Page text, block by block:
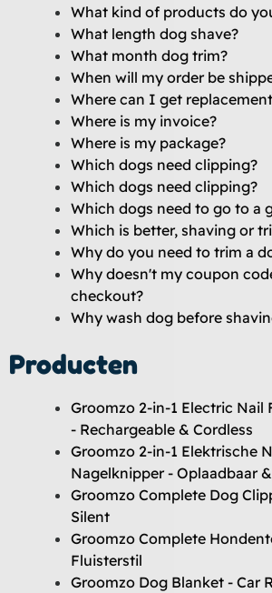
What kind of products do
What length dog shave?
What month dog trim?
When will my order be
Where can I get
Where is my invoice?
Where is my package?
Which dogs need clipping?
Which dogs need clipping?
Which dogs need to go to a
Which is better, shaving or
Why do you need to trim a
Why doesn't my coupon
checkout?
Why wash dog before
Producten
Groomzo 2-in-1 Electric Nail
- Rechargeable & Cordless
Groomzo 2-in-1 Elektrische
Nagelknipper - Oplaadbaar
Groomzo Complete Dog
Silent
Groomzo Complete
Fluisterstil
Groomzo Dog Blanket - Car